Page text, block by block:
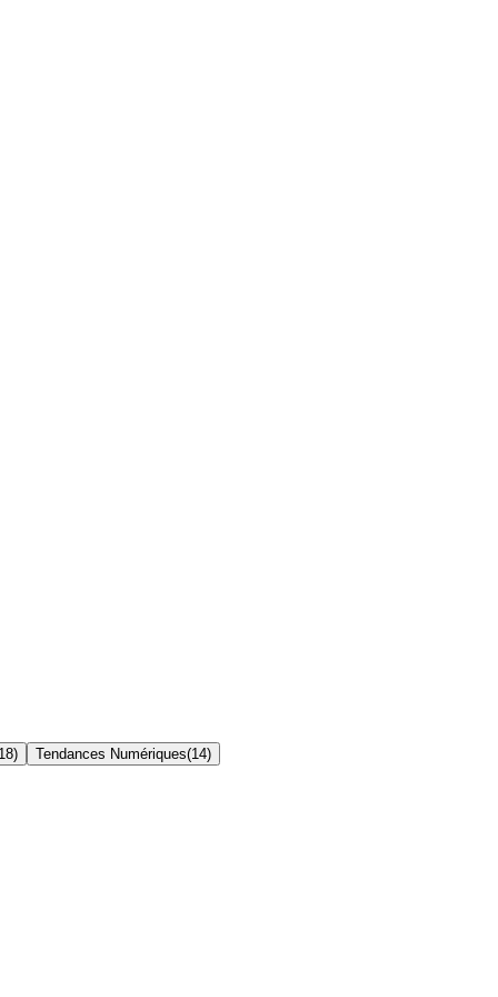
) Tendances Numériques(14)